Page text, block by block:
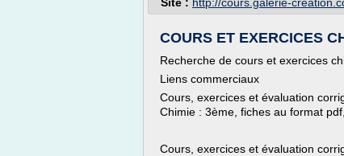
COURS ET EXERCICES
Recherche de cours et exercices
Liens commerciaux
Cours, exercices et évaluation
Chimie : 3ème, fiches au format
Cours, exercices et évaluation